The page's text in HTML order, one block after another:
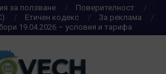
за ползване
Поверителност
Етичен кодекс
За реклама
19.04.2026 – условия и тарифа